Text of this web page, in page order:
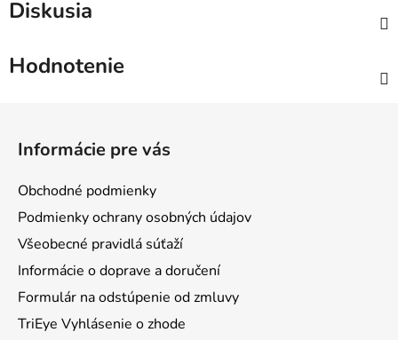
Diskusia
Hodnotenie
Informácie pre vás
Obchodné podmienky
Podmienky ochrany osobných údajov
Všeobecné pravidlá súťaží
Informácie o doprave a doručení
Formulár na odstúpenie od zmluvy
TriEye Vyhlásenie o zhode